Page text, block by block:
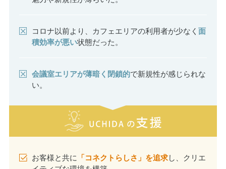
積効率が悪い 状態だった。
い。
イティブな環境を構築。